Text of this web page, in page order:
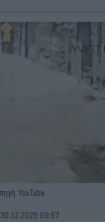
πηγή: YouTube
30.12.2025 09:57